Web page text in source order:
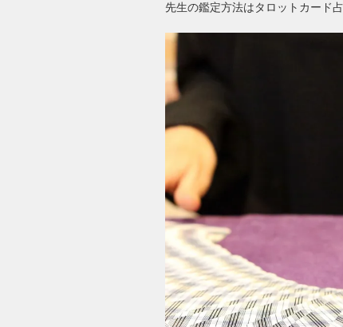
先生の鑑定方法はタロットカード